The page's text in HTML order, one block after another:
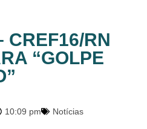
CREF16/RN
“GOLPE
10:09 pm Notícias